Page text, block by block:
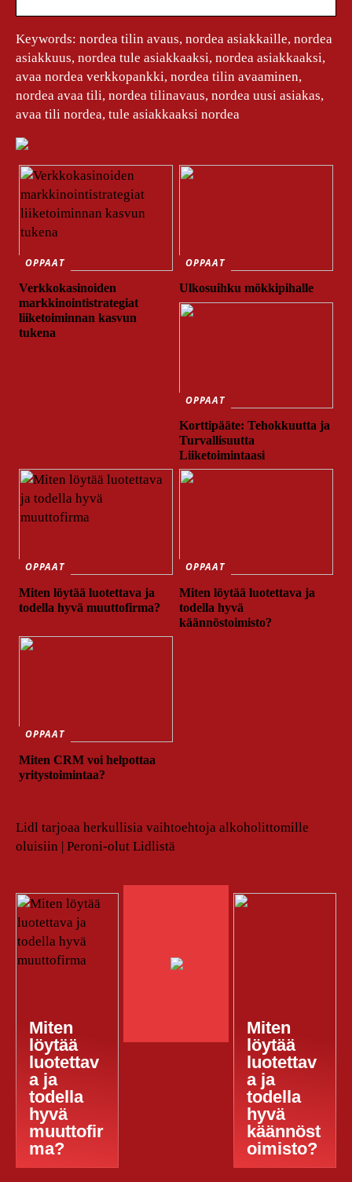
Keywords: nordea tilin avaus, nordea asiakkaille, nordea
asiakkuus, nordea tule asiakkaaksi, nordea asiakkaaksi,
avaa nordea verkkopankki, nordea tilin avaaminen,
nordea avaa tili, nordea tilinavaus, nordea uusi asiakas,
avaa tili nordea, tule asiakkaaksi nordea
OPPAAT
Verkkokasinoiden
markkinointistrategiat
liiketoiminnan kasvun
tukena
OPPAAT
Ulkosuihku mökkipihalle
OPPAAT
Korttipääte: Tehokkuutta ja
Turvallisuutta
Liiketoimintaasi
OPPAAT
Miten löytää luotettava ja
todella hyvä muuttofirma?
OPPAAT
Miten löytää luotettava ja
todella hyvä
käännöstoimisto?
OPPAAT
Miten CRM voi helpottaa
yritystoimintaa?
Lidl tarjoaa herkullisia vaihtoehtoja alkoholittomille
oluisiin | Peroni-olut Lidlistä
Miten
löytää
luotettav
a ja
todella
hyvä
muuttofir
ma?
Miten
löytää
luotettav
a ja
todella
hyvä
käännöst
oimisto?